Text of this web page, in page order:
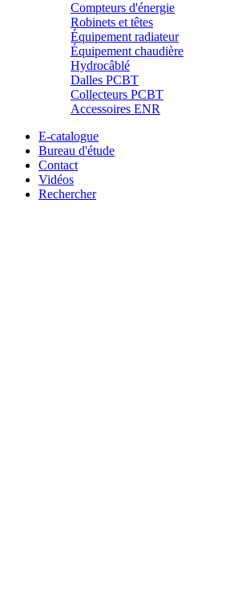
Compteurs d'énergie
Robinets et têtes
Équipement radiateur
Équipement chaudière
Hydrocâblé
Dalles PCBT
Collecteurs PCBT
Accessoires ENR
E-catalogue
Bureau d'étude
Contact
Vidéos
Rechercher